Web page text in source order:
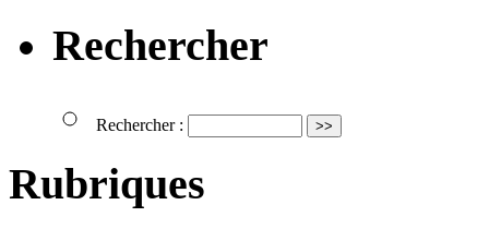
Rechercher
Rechercher :
Rubriques